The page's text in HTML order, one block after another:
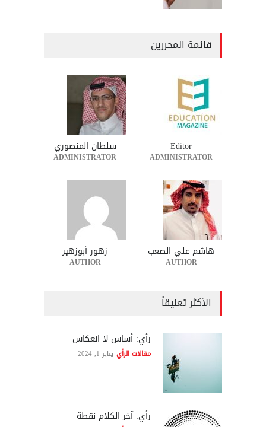
قائمة المحررين
Editor
ADMINISTRATOR
سلطان المنصوري
ADMINISTRATOR
هاشم علي الصعب
AUTHOR
زهور أبوزهير
AUTHOR
الأكثر تعليقاً
رأي: أساس لا انعكاس
مقالات الرأي يناير 1, 2024
رأي: آخر الكلام نقطة